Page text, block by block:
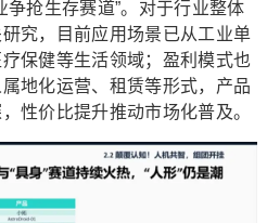
争抢生存赛道”。对于行业整体
究，目前应用场景已从工业单
保健等生活领域；盈利模式也
地化运营、租赁等形式，产品
性价比提升推动市场化普及。